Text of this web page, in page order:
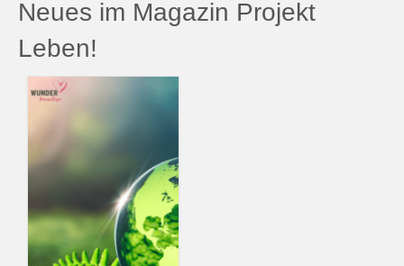
Neues im Magazin Projekt
Leben!